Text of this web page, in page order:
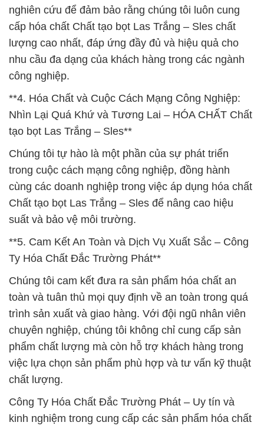
nghiên cứu để đảm bảo rằng chúng tôi luôn cung
cấp hóa chất Chất tạo bọt Las Trắng – Sles chất
lượng cao nhất, đáp ứng đầy đủ và hiệu quả cho
nhu cầu đa dạng của khách hàng trong các ngành
công nghiệp.
**4. Hóa Chất và Cuộc Cách Mạng Công Nghiệp:
Nhìn Lại Quá Khứ và Tương Lai – HÓA CHẤT Chất
tạo bọt Las Trắng – Sles**
Chúng tôi tự hào là một phần của sự phát triển
trong cuộc cách mạng công nghiệp, đồng hành
cùng các doanh nghiệp trong việc áp dụng hóa chất
Chất tạo bọt Las Trắng – Sles để nâng cao hiệu
suất và bảo vệ môi trường.
**5. Cam Kết An Toàn và Dịch Vụ Xuất Sắc – Công
Ty Hóa Chất Đắc Trường Phát**
Chúng tôi cam kết đưa ra sản phẩm hóa chất an
toàn và tuân thủ mọi quy định về an toàn trong quá
trình sản xuất và giao hàng. Với đội ngũ nhân viên
chuyên nghiệp, chúng tôi không chỉ cung cấp sản
phẩm chất lượng mà còn hỗ trợ khách hàng trong
việc lựa chọn sản phẩm phù hợp và tư vấn kỹ thuật
chất lượng.
Công Ty Hóa Chất Đắc Trường Phát – Uy tín và
kinh nghiệm trong cung cấp các sản phẩm hóa chất